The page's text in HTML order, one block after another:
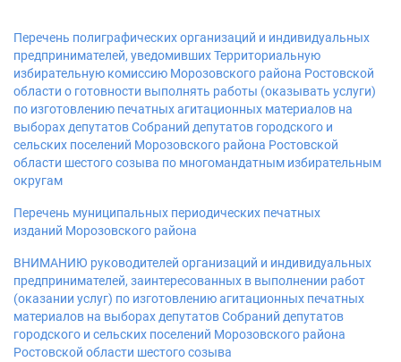
Перечень полиграфических организаций и индивидуальных
предпринимателей, уведомивших Территориальную
избирательную комиссию Морозовского района Ростовской
области о готовности выполнять работы (оказывать услуги)
по изготовлению печатных агитационных материалов на
выборах депутатов Собраний депутатов городского и
сельских поселений Морозовского района Ростовской
области шестого созыва по многомандатным избирательным
округам
Перечень муниципальных периодических печатных
изданий Морозовского района
ВНИМАНИЮ руководителей организаций и индивидуальных
предпринимателей, заинтересованных в выполнении работ
(оказании услуг) по изготовлению агитационных печатных
материалов на выборах депутатов Собраний депутатов
городского и сельских поселений Морозовского района
Ростовской области шестого созыва